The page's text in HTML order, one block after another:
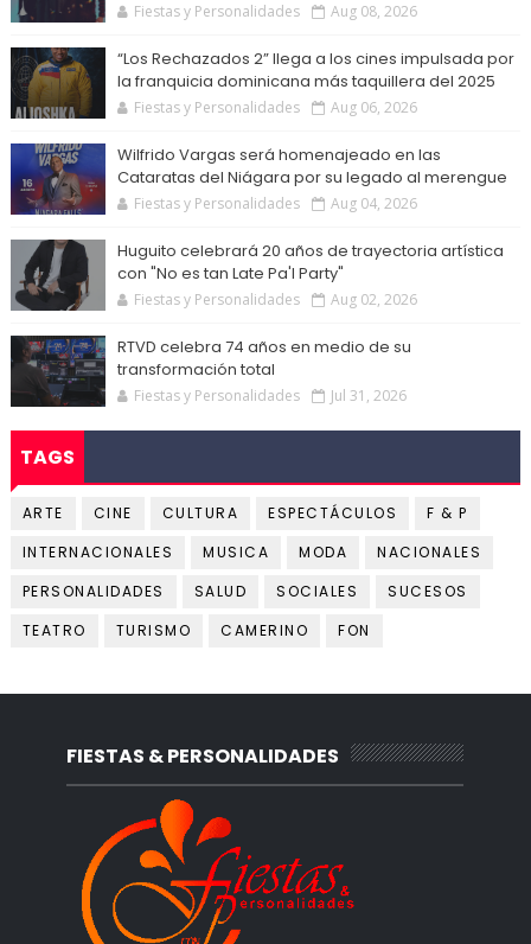
Fiestas y Personalidades Aug 08, 2026
“Los Rechazados 2” llega a los cines impulsada por
la franquicia dominicana más taquillera del 2025
Fiestas y Personalidades Aug 06, 2026
Wilfrido Vargas será homenajeado en las
Cataratas del Niágara por su legado al merengue
Fiestas y Personalidades Aug 04, 2026
Huguito celebrará 20 años de trayectoria artística
con "No es tan Late Pa'l Party"
Fiestas y Personalidades Aug 02, 2026
RTVD celebra 74 años en medio de su
transformación total
Fiestas y Personalidades Jul 31, 2026
TAGS
ARTE CINE CULTURA ESPECTÁCULOS
F & P
INTERNACIONALES
MUSICA MODA
NACIONALES
PERSONALIDADES
SALUD SOCIALES
SUCESOS
TEATRO
TURISMO CAMERINO FON
FIESTAS & PERSONALIDADES